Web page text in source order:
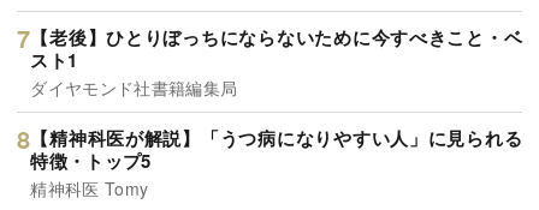
【老後】ひとりぼっちにならないために今すべきこと・ベ
スト1
ダイヤモンド社書籍編集局
【精神科医が解説】「うつ病になりやすい人」に見られる
特徴・トップ5
精神科医 Tomy